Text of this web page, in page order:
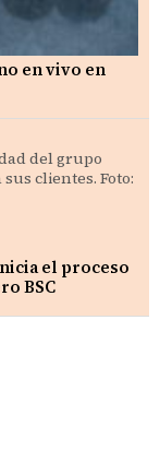
en vivo en
el proceso
BSC